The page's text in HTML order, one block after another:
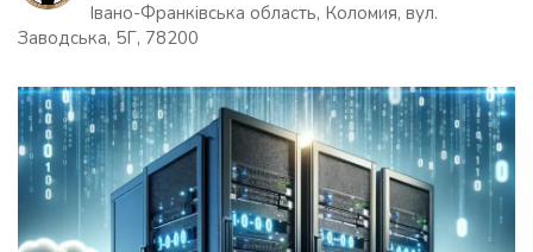
Івано-Франківська область, Коломия, вул.
Заводська, 5Г, 78200